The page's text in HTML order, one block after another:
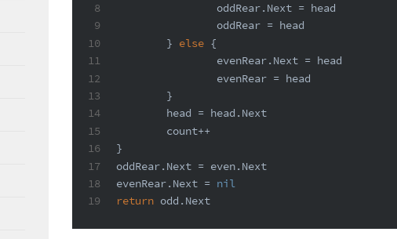
8
9
10
11
12
13
14
15
16
17
18
19
		oddRear.Next = head
		oddRear = head
	}
else {
		evenRear.Next = head
		evenRear = head
	}
	head = head.Next
	count++
}
oddRear.Next = even.Next
evenRear.Next = nil
return odd.Next